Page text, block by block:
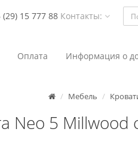
15 777 88 Контакты:
Оплата Информация о
Мебель
Neo 5